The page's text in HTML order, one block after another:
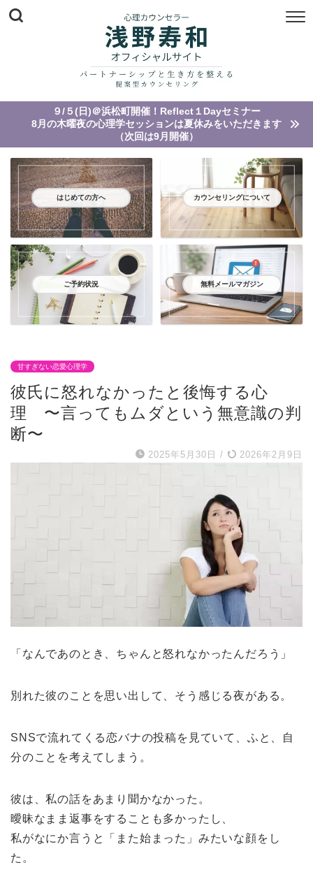
９/５(日)＠浜松町開催！Reflect１Dayセミナー
8月の木曜夜の心理学セッションは夏休みをいただきます
（次回は9月開催）
はじめての方へ カウンセリングについて
ご予約状況 無料メールマガジン
甘すぎない恋愛心理学
彼氏に怒れなかったと後悔する心
理 〜言ってもムダという無意識の判
断〜
2025年5月30日 / 2026年2月9日
「なんであのとき、ちゃんと怒れなかったんだろう」
別れた彼のことを思い出して、そう感じる夜がある。
SNSで流れてくる恋バナの投稿を見ていて、ふと、自
分のことを考えてしまう。
彼は、私の話をあまり聞かなかった。
曖昧なまま返事をすることも多かったし、
私がなにか言うと「また始まった」みたいな顔をし
た。